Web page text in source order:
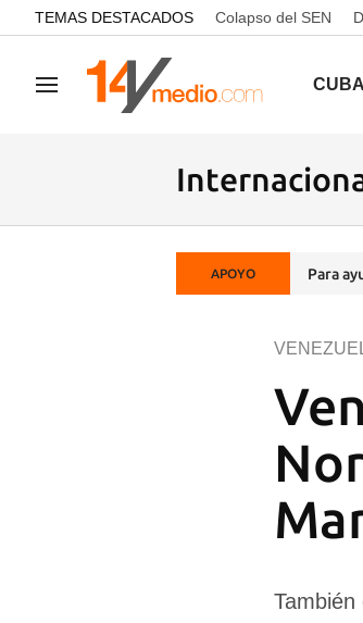
common.go-to-content
TEMAS DESTACADOS Colapso del SEN
Navegación CUBA
APOYO Para